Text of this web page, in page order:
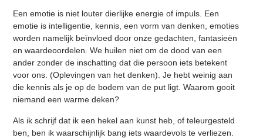
Een emotie is niet louter dierlijke energie of impuls. Een
emotie is intelligentie, kennis, een vorm van denken, emoties
worden namelijk beïnvloed door onze gedachten, fantasieën
en waardeoordelen. We huilen niet om de dood van een
ander zonder de inschatting dat die persoon iets betekent
voor ons. (Oplevingen van het denken). Je hebt weinig aan
die kennis als je op de bodem van de put ligt. Waarom gooit
niemand een warme deken?
Als ik schrijf dat ik een hekel aan kunst heb, of teleurgesteld
ben, ben ik waarschijnlijk bang iets waardevols te verliezen.